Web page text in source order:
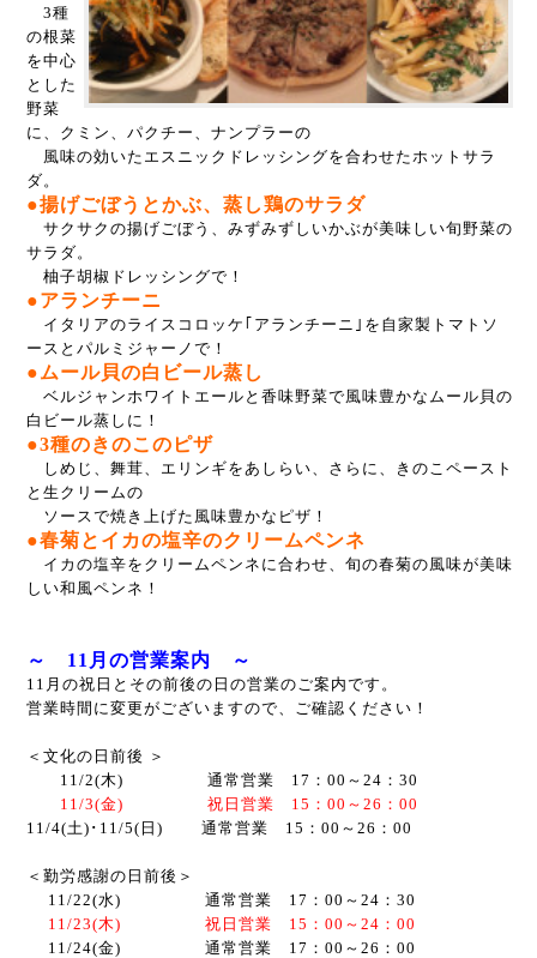
3種
の根菜
を中心
とした
野菜
に、クミン、パクチー、ナンプラーの
風味の効いたエスニックドレッシングを合わせたホットサラ
ダ。
●揚げごぼうとかぶ、蒸し鶏のサラダ
サクサクの揚げごぼう、みずみずしいかぶが美味しい旬野菜の
サラダ。
柚子胡椒ドレッシングで！
●アランチーニ
イタリアのライスコロッケ｢アランチーニ｣を自家製トマトソ
ースとパルミジャーノで！
●ムール貝の白ビール蒸し
ベルジャンホワイトエールと香味野菜で風味豊かなムール貝の
白ビール蒸しに！
●3種のきのこのピザ
しめじ、舞茸、エリンギをあしらい、さらに、きのこペースト
と生クリームの
ソースで焼き上げた風味豊かなピザ！
●春菊とイカの塩辛のクリームペンネ
イカの塩辛をクリームペンネに合わせ、旬の春菊の風味が美味
しい和風ペンネ！
～ 11月の営業案内 ～
11月の祝日とその前後の日の営業のご案内です。
営業時間に変更がございますので、ご確認ください！
＜文化の日前後 ＞
11/2(木) 通常営業 17：00～24：30
11/3(金) 祝日営業 15：00～26：00
11/4(土)･11/5(日) 通常営業 15：00～26：00
＜勤労感謝の日前後＞
11/22(水) 通常営業 17：00～24：30
11/23(木) 祝日営業 15：00～24：00
11/24(金) 通常営業 17：00～26：00